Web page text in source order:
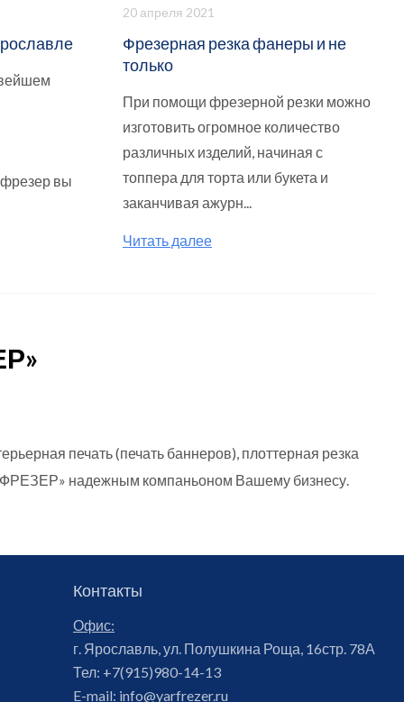
вы
20 апреля 2021
Фрезерная резка фанеры и не
только
При помощи фрезерной резки можно
изготовить огромное количество
различных изделий, начиная с
топпера для торта или букета и
заканчивая ажурн...
Читать далее
печать (печать баннеров), плоттерная резка
надежным компаньоном Вашему бизнесу.
Контакты
Офис:
г. Ярославль, ул. Полушкина Роща, 16стр. 78А
Тел: +7(915)980-14-13
E-mail: info@yarfrezer.ru